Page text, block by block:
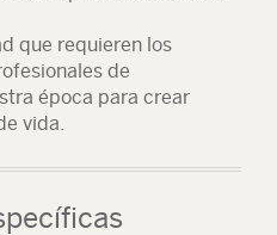
que requieren los
de
época para crear
vida.